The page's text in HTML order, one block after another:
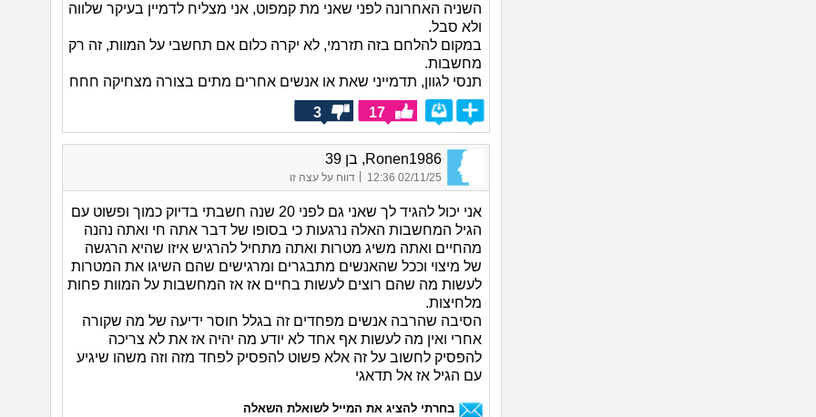
השניה האחרונה לפני שאני מת קמפוט, אני מצליח לדמיין בעיקר שלווה
ולא סבל.
במקום להלחם בזה תזרמי, לא יקרה כלום אם תחשבי על המוות, זה רק
מחשבות.
תנסי לגוון, תדמייני שאת או אנשים אחרים מתים בצורה מצחיקה חחח
17
3
Ronen1986, בן 39
02/11/25 12:36
| דווח על עצה זו
‏אני יכול להגיד לך שאני גם לפני 20 שנה חשבתי בדיוק כמוך ופשוט עם
הגיל המחשבות האלה נרגעות כי בסופו של דבר אתה חי ואתה נהנה
מהחיים ואתה משיג מטרות ואתה מתחיל להרגיש איזו שהיא הרגשה
של מיצוי וככל שהאנשים מתבגרים ומרגישים שהם השיגו את המטרות
לעשות מה שהם רוצים לעשות בחיים אז אז המחשבות על המוות פחות
מלחיצות.
‏הסיבה שהרבה אנשים מפחדים זה בגלל חוסר ידיעה של מה שקורה
אחרי ואין מה לעשות אף אחד לא יודע מה יהיה אז את לא צריכה
להפסיק לחשוב על זה אלא פשוט להפסיק לפחד מזה וזה משהו שיגיע
עם הגיל אז אל תדאגי
בחרתי להציג את המייל לשואלת השאלה